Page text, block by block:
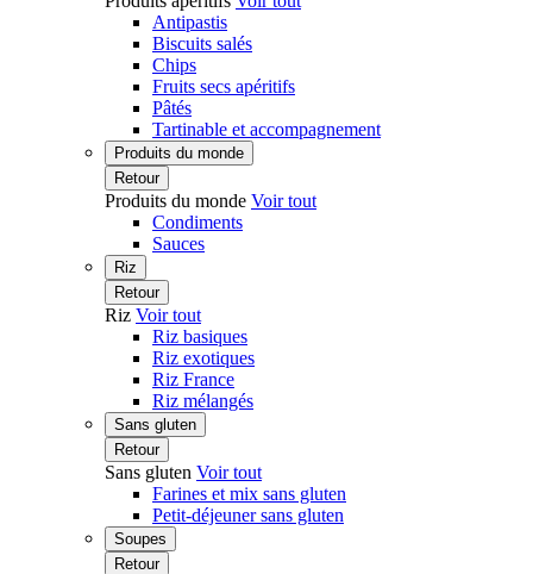
Antipastis
Biscuits salés
Chips
Fruits secs apéritifs
Pâtés
Tartinable et accompagnement
Produits du monde
Retour
Produits du monde Voir tout
Condiments
Sauces
Riz
Retour
Riz Voir tout
Riz basiques
Riz exotiques
Riz France
Riz mélangés
Sans gluten
Retour
Sans gluten Voir tout
Farines et mix sans gluten
Petit-déjeuner sans gluten
Soupes
Retour